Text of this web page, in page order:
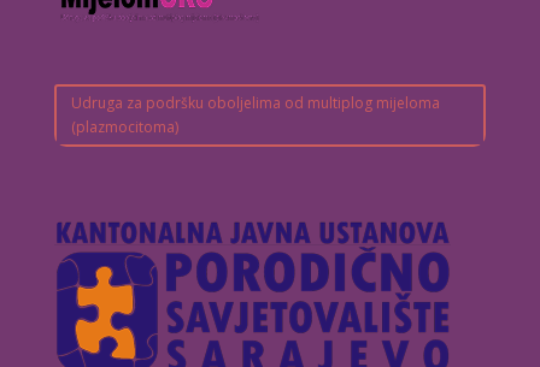
Udruga za podršku oboljelima od multiplog mijeloma
(plazmocitoma)